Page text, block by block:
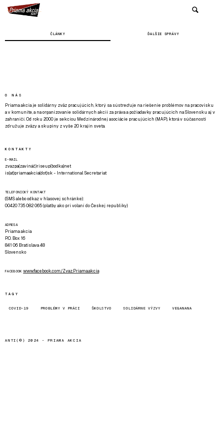
ČLÁNKY ĎALŠIE SPRÁVY
O NÁS
Priama akcia je solidárny zväz pracujúcich, ktorý sa sústreďuje na riešenie problémov na pracovisku
a v komunite, a na organizovanie solidárnych akcií za práva a požiadavky pracujúcich na Slovensku aj v
zahraničí. Od roku 2000 je sekciou Medzinárodnej asociácie pracujúcich (MAP), ktorá v súčasnosti
združuje zväzy a skupiny z vyše 20 krajín sveta.
KONTAKTY
E-MAIL
zvazpa(zavináč)riseup(bodka)net
is(at)priamaakcia(dot)sk - International Secretariat
TELEFONICKÝ KONTAKT
(SMS alebo odkaz v hlasovej schránke):
00420 735 082 065 (platby ako pri volaní do Českej republiky)
ADRESA
Priama akcia
P.O. Box 16
841 06 Bratislava 48
Slovensko
FACEBOOK www.facebook.com/Zvaz.Priama.akcia
TAGY
COVID-19 PROBLÉMY V PRÁCI ŠKOLSTVO SOLIDÁRNE VÝZVY VEGANANA
ANTI(©) 2024 - PRIAMA AKCIA